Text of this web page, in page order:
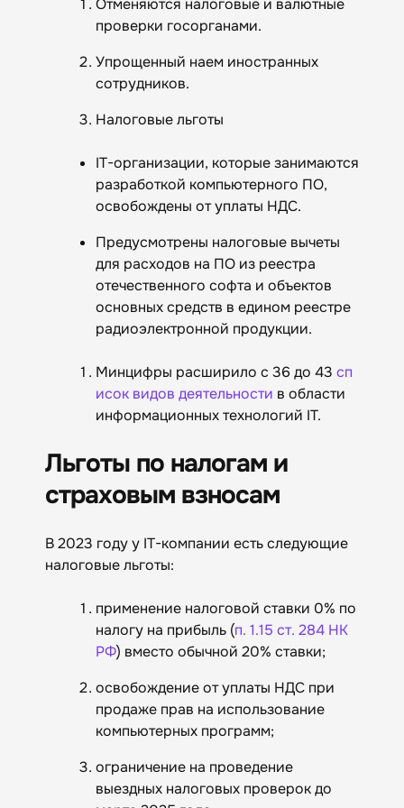
Отменяются налоговые и валютные
проверки госорганами.
Упрощенный наем иностранных
сотрудников.
Налоговые льготы
IT-организации, которые занимаются
разработкой компьютерного ПО,
освобождены от уплаты НДС.
Предусмотрены налоговые вычеты
для расходов на ПО из реестра
отечественного софта и объектов
основных средств в едином реестре
радиоэлектронной продукции.
Минцифры расширило с 36 до 43 сп
исок видов деятельности в области
информационных технологий IT.
Льготы по налогам и
страховым взносам
В 2023 году у IT-компании есть следующие
налоговые льготы:
применение налоговой ставки 0% по
налогу на прибыль (п. 1.15 ст. 284 НК
РФ) вместо обычной 20% ставки;
освобождение от уплаты НДС при
продаже прав на использование
компьютерных программ;
ограничение на проведение
выездных налоговых проверок до